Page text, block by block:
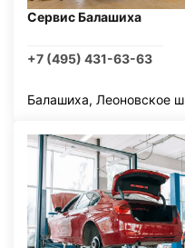
Сервис Балашиха
+7 (495) 431-63-63
Балашиха, Леоновское